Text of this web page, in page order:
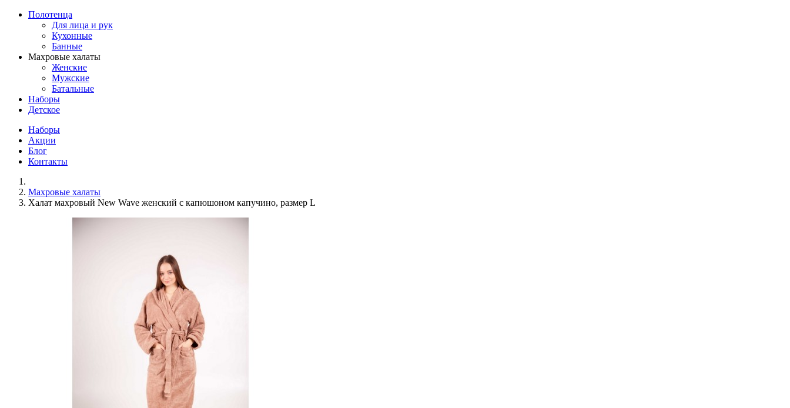
Полотенца
Для лица и рук
Кухонные
Банные
Махровые халаты
Женские
Мужские
Батальные
Наборы
Детское
Наборы
Акции
Блог
Контакты
Махровые халаты
Халат махровый New Wave женский с капюшоном капучино, размер L